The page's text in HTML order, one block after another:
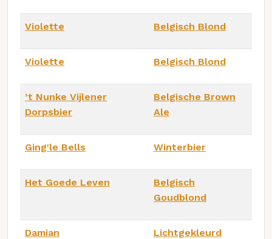
Violette Belgisch Blond
Violette Belgisch Blond
’t Nunke Vijlener
Dorpsbier
Belgische Brown
Ale
Ging'le Bells Winterbier
Het Goede Leven
Belgisch
Goudblond
Damian
Lichtgekleurd